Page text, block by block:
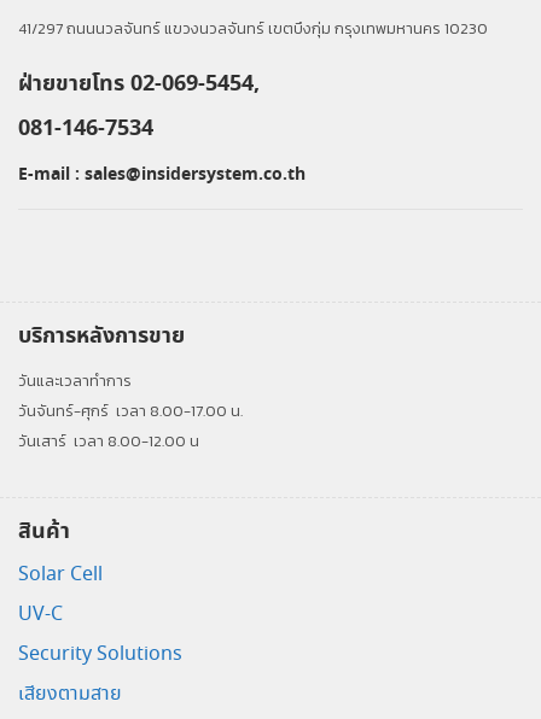
41/297 ถนนนวลจันทร์ แขวงนวลจันทร์ เขตบึงกุ่ม กรุงเทพมหานคร 10230
ฝ่ายขายโทร 02-069-5454,
081-146-7534
E-mail : sales@insidersystem.co.th
บริการหลังการขาย
วันและเวลาทำการ
วันจันทร์-ศุกร์ เวลา 8.00-17.00 น.
วันเสาร์ เวลา 8.00-12.00 น
สินค้า
Solar Cell
UV-C
Security Solutions
เสียงตามสาย